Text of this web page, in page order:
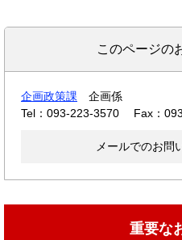
このページの
企画政策課
企画係
Tel：093-223-3570
Fax：
メールでのお問
重要な